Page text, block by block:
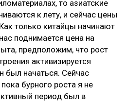
то азиатские
к лету, и сейчас цены
только китайцы начинают
поднимается цена на
предположим, что рост
активизируется
был начаться. Сейчас
бурного роста я не
период был в